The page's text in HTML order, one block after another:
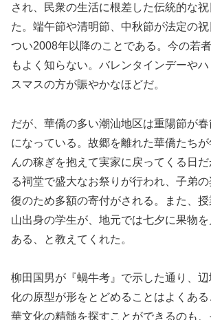
され、民衆の生活に根差した伝統的な
た。端午節や清明節、中秋節が法定の祝
つい2008年以降のことである。今の若
もよく知らない。バレンタインデーや
スマスの方が賑やかなほどだ。
だが、華僑の多い潮汕地区は重陽節が
になっている。故郷を離れた華僑たち
んの稼ぎを抱えて実家に戻ってくる日
る祠堂で盛大なお祭りが行われ、子弟
復のため多額の寄付がされる。また、
山出身の学生が、地元では七夕に果物
ある、と教えてくれた。
柳田国男が『蝸牛考』で示した通り、
化の原型が形をとどめることはよくあ
華文化の精髄を探すことができるのも、